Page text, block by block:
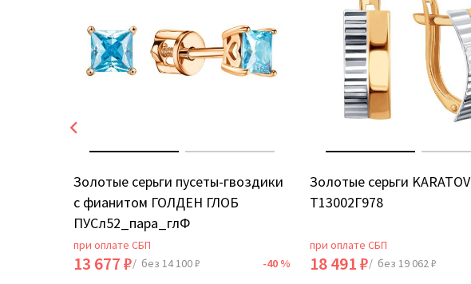
Золотые серьги пусеты-гвоздики
с фианитом ГОЛДЕН ГЛОБ
ПУСл52_пара_глФ
при оплате СБП
13 677 ₽/ без 14 100 ₽ -40 %
Золотые серьги KARATOV
Т13002Г978
при оплате СБП
18 491 ₽/ без 19 062 ₽